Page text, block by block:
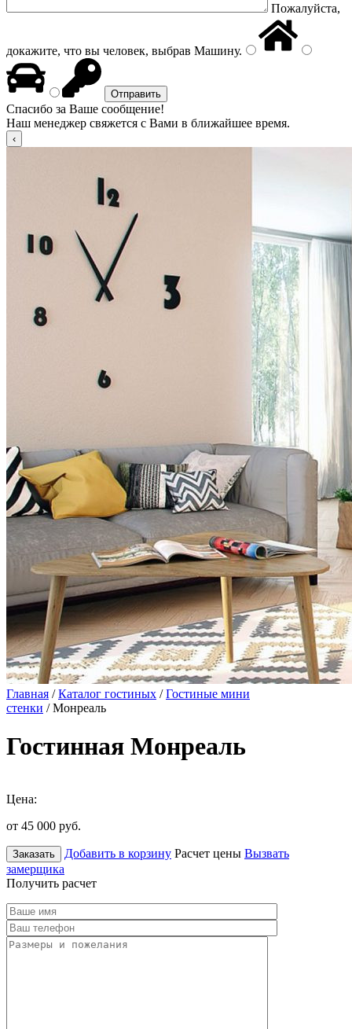
Пожалуйста,
докажите, что вы человек, выбрав Машину.
Спасибо за Ваше сообщение!
Наш менеджер свяжется с Вами в ближайшее время.
Главная /Каталог гостиных /Гостиные мини
стенки / Монреаль
Гостинная Монреаль
Цена:
от 45 000 руб.
Заказать Добавить в корзину Расчет цены Вызвать
замерщика
Получить расчет